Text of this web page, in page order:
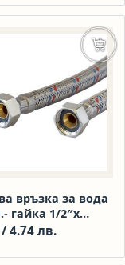
връзка за вода
гайка 1/2″х
2″
/ 4.74 лв.